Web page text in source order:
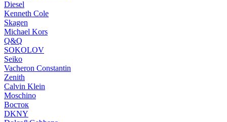
Diesel
Kenneth Cole
Skagen
Michael Kors
Q&Q
SOKOLOV
Seiko
Vacheron Constantin
Zenith
Calvin Klein
Moschino
Восток
DKNY